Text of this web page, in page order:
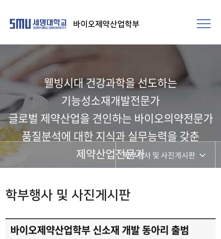
바이오제약산업학부
웰빙시대 건강과학을 선도하는
기능성소재개발전문가​
글로벌 제약산업을 견인하는 바이오의약전문가
품질분석에 대한 지식과 실무능력을 갖춘
제약산업전문가학부행사 및 사진게시판
학생회 소개
학부행사 및 사진게시판
바이오제약산업학부 신소재 개발 동아리 출범